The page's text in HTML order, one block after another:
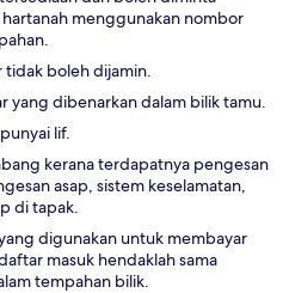
menggunakan nombor
tidak boleh dijamin.
yang dibenarkan dalam bilik tamu.
lif.
kerana terdapatnya pengesan
asap, sistem keselamatan,
di tapak.
digunakan untuk membayar
masuk hendaklah sama
tempahan bilik.